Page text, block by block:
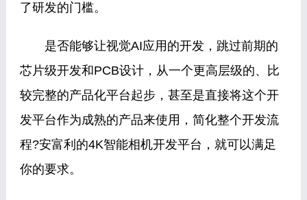
了研发的门槛。
是否能够让视觉AI应用的开发，跳过前期的
芯片级开发和PCB设计，从一个更高层级的、比
较完整的产品化平台起步，甚至是直接将这个开
发平台作为成熟的产品来使用，简化整个开发流
程?安富利的4K智能相机开发平台，就可以满足
你的要求。